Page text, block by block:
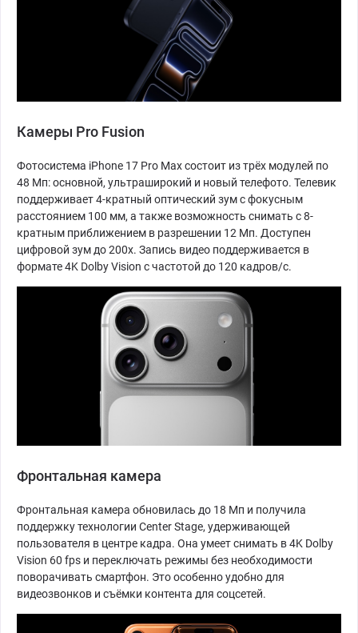
Камеры Pro Fusion
Фотосистема iPhone 17 Pro Max состоит из трёх модулей по
48 Мп: основной, ультраширокий и новый телефото. Телевик
поддерживает 4-кратный оптический зум с фокусным
расстоянием 100 мм, а также возможность снимать с 8-
кратным приближением в разрешении 12 Мп. Доступен
цифровой зум до 200х. Запись видео поддерживается в
формате 4K Dolby Vision с частотой до 120 кадров/с.
Фронтальная камера
Фронтальная камера обновилась до 18 Мп и получила
поддержку технологии Center Stage, удерживающей
пользователя в центре кадра. Она умеет снимать в 4K Dolby
Vision 60 fps и переключать режимы без необходимости
поворачивать смартфон. Это особенно удобно для
видеозвонков и съёмки контента для соцсетей.